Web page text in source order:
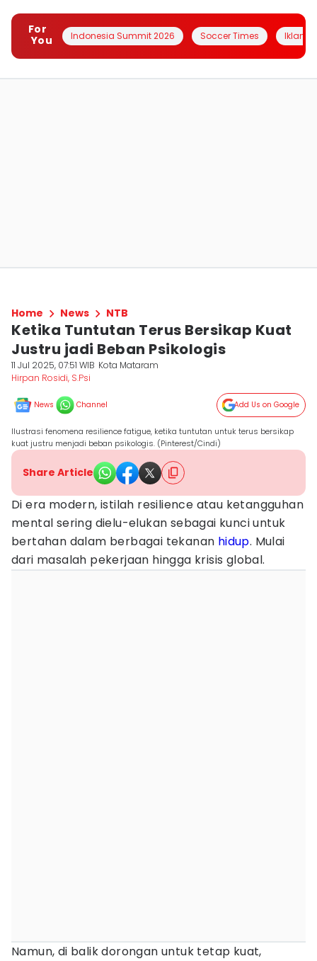
For
You
Indonesia Summit 2026 Soccer Times Iklanin
Home News NTB
Ketika Tuntutan Terus Bersikap Kuat
Justru jadi Beban Psikologis
11 Jul 2025, 07:51 WIB Kota Mataram
Hirpan Rosidi, S.Psi
News Channel Add Us on Google
Ilustrasi fenomena resilience fatigue, ketika tuntutan untuk terus bersikap
kuat justru menjadi beban psikologis. (Pinterest/Cindi)
Share Article
Di era modern, istilah resilience atau ketangguhan
mental sering dielu-elukan sebagai kunci untuk
bertahan dalam berbagai tekanan hidup. Mulai
dari masalah pekerjaan hingga krisis global.
Namun, di balik dorongan untuk tetap kuat,